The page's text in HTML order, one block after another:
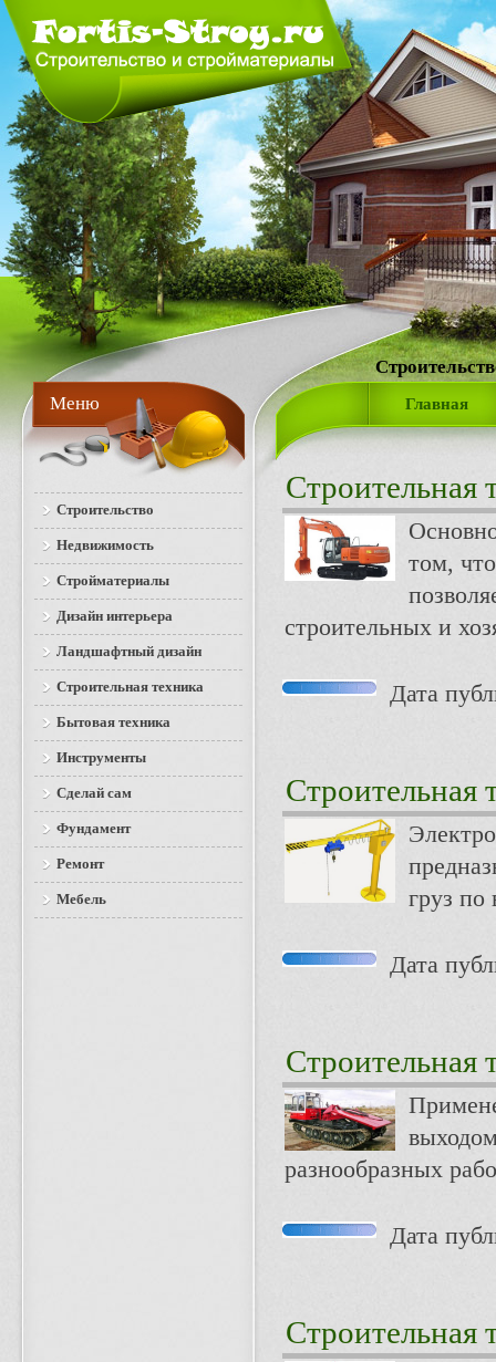
Главная
Строительная
том,
строительных и
Дата
Строительная
груз по
Дата
Строительная
разнообразных
Дата
Строительная
Меню
Строительство
Недвижимость
Стройматериалы
Дизайн интерьера
Ландшафтный дизайн
Строительная техника
Бытовая техника
Инструменты
Сделай сам
Фундамент
Ремонт
Мебель